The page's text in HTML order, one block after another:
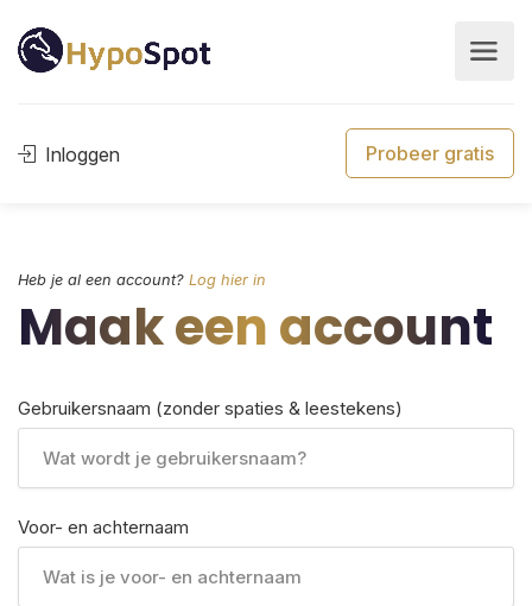
Inloggen Probeer gratis
Heb je al een account? Log hier in
Maak een account
Gebruikersnaam (zonder spaties & leestekens)
Voor- en achternaam